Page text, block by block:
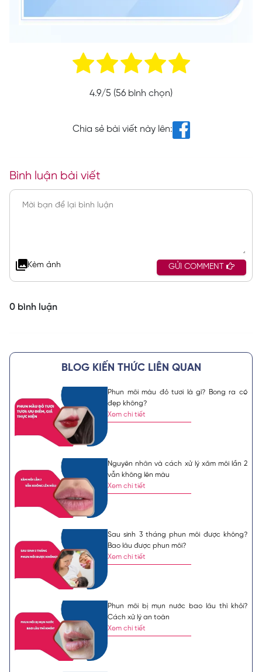
4.9/5 (56 bình chọn)
Chia sẻ bài viết này lên:
Bình luận bài viết
Kèm ảnh GỬI COMMENT
0 bình luận
BLOG KIẾN THỨC LIÊN QUAN
Phun môi màu đỏ tươi là gì? Bong ra có
đẹp không?
Xem chi tiết
Nguyên nhân và cách xử lý xăm môi lần 2
vẫn không lên màu
Xem chi tiết
Sau sinh 3 tháng phun môi được không?
Bao lâu được phun môi?
Xem chi tiết
Phun môi bị mụn nước bao lâu thì khỏi?
Cách xử lý an toàn
Xem chi tiết